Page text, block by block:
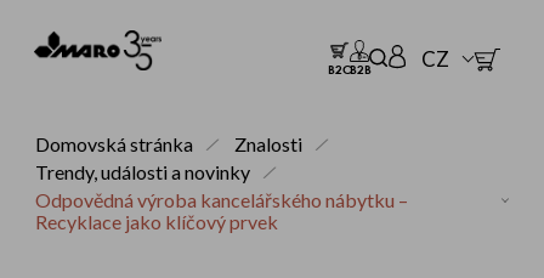
B2CB2B CZ
Domovská stránka
Znalosti
Trendy, události a novinky
Odpovědná výroba kancelářského nábytku –
Recyklace jako klíčový prvek